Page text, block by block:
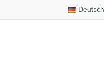
Deutsch